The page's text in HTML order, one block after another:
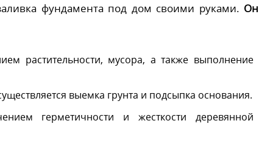
фундамента под дом своими руками. Он
растительности, мусора, а также выполнение
выемка грунта и подсыпка основания.
герметичности и жесткости деревянной